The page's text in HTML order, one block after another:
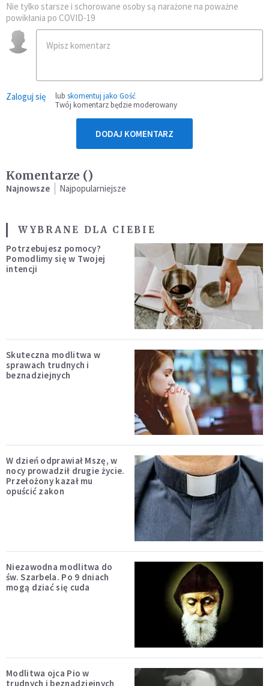
Nie tylko starsze i schorowane osoby są narażone na poważne
powikłania po COVID-19
Zaloguj się lub skomentuj jako Gość
Twój komentarz będzie moderowany
DODAJ KOMENTARZ
Komentarze ()
Najnowsze Najpopularniejsze
WYBRANE DLA CIEBIE
Potrzebujesz pomocy?
Pomodlimy się w Twojej
intencji
Skuteczna modlitwa w
sprawach trudnych i
beznadziejnych
W dzień odprawiał Mszę, w
nocy prowadził drugie życie.
Przełożony kazał mu
opuścić zakon
Niezawodna modlitwa do
św. Szarbela. Po 9 dniach
mogą dziać się cuda
Modlitwa ojca Pio w
trudnych i beznadziejnych